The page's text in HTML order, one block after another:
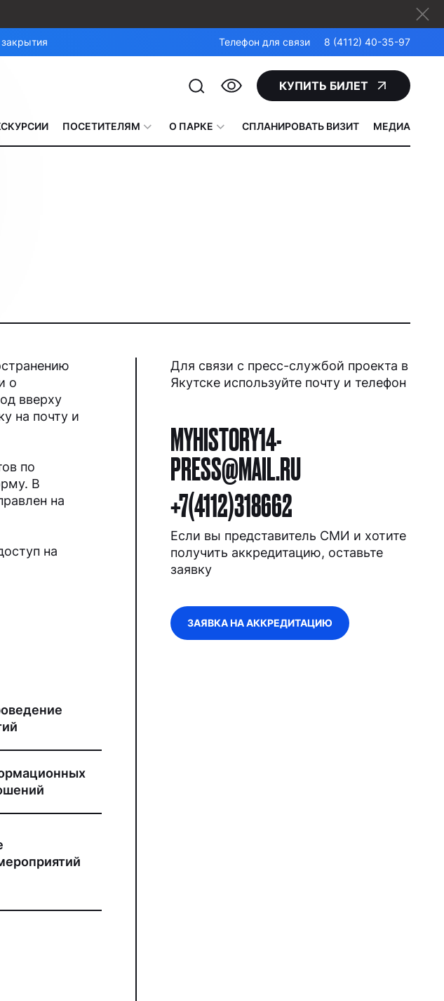
Телефон для связи 8 (4112) 40-35-97
КУПИТЬ БИЛЕТ
ПОСЕТИТЕЛЯМ О ПАРКЕ СПЛАНИРОВАТЬ ВИЗИТ МЕДИА
о
вверху
на почту и
по
В
на
на
Для связи с пресс-службой проекта в
Якутске используйте почту и телефон
MYHISTORY14-
PRESS@MAIL.RU
+7(4112)318662
Если вы представитель СМИ и хотите
получить аккредитацию, оставьте
заявку
ЗАЯВКА НА АККРЕДИТАЦИЮ